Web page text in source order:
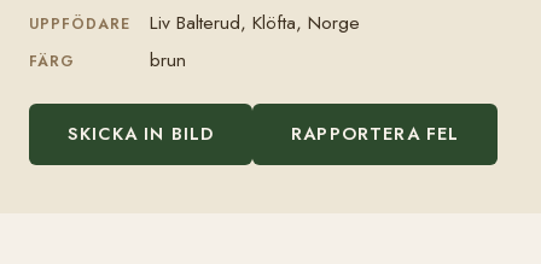
UPPFÖDARE Liv Balterud, Klöfta, Norge
FÄRG brun
SKICKA IN BILD RAPPORTERA FEL